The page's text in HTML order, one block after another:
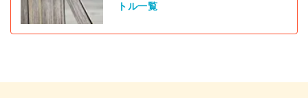
トル一覧